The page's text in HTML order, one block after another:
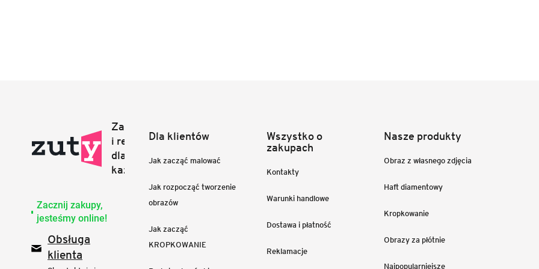
Zacznij zakupy,
jesteśmy online!
Obsługa
klienta
Dla klientów
Jak zacząć malować
Jak rozpocząć tworzenie
obrazów
Jak zacząć
KROPKOWANIE
Wszystko o
zakupach
Kontakty
Warunki handlowe
Dostawa i płatność
Reklamacje
Nasze produkty
Obraz z własnego zdjęcia
Haft diamentowy
Kropkowanie
Obrazy za płótnie
Najpopularniejsze